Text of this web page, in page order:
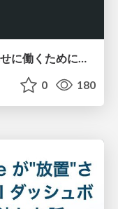
作るコストが小さくなった時代 幸せに働くために改めて考えたいこと 〜エンジニアとして価値を出し続けるために注視している二分野〜
0 180